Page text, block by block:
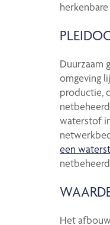
Duurzaam
omgeving
productie,
waterstof
een
Het